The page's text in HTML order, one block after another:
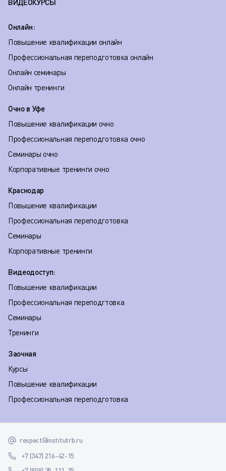
ВИДЕОКУРСЫ
Онлайн:
Повышение квалификации онлайн
Профессиональная переподготовка онлайн
Онлайн семинары
Онлайн тренинги
Очно в Уфе
Повышение квалификации очно
Профессиональная переподготовка очно
Семинары очно
Корпоративные тренинги очно
Краснодар
Повышение квалификации
Профессиональная переподготовка
Семинары
Корпоративные тренинги
Видеодоступ:
Повышение квалификации
Профессиональная переподгтовка
Семинары
Тренинги
Заочная
Курсы
Повышение квалификации
Профессиональная переподготовка
respect@institutrb.ru
+7 (347) 216-42-15